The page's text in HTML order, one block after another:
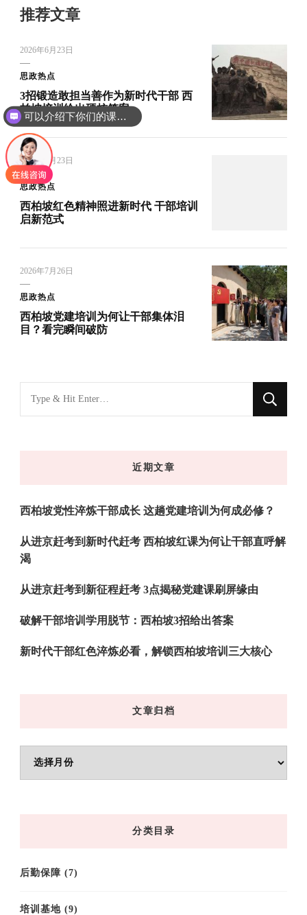
推荐文章
2026年6月23日
思政热点
3招锻造敢担当善作为新时代干部 西
柏坡培训给出硬核答案
2026年7月23日
思政热点
西柏坡红色精神照进新时代 干部培训
启新范式
2026年7月26日
思政热点
西柏坡党建培训为何让干部集体泪
目？看完瞬间破防
什
近期文章
西柏坡党性淬炼干部成长 这趟党建培训为何成必修？
从进京赶考到新时代赶考 西柏坡红课为何让干部直呼解
渴
从进京赶考到新征程赶考 3点揭秘党建课刷屏缘由
破解干部培训学用脱节：西柏坡3招给出答案
新时代干部红色淬炼必看，解锁西柏坡培训三大核心
文章归档
分类目录
后勤保障 (7)
培训基地 (9)
你们是怎么收费的呢